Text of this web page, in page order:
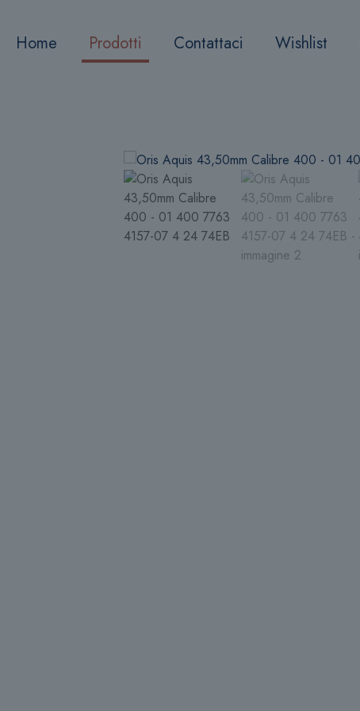
Home Prodotti Contattaci Wishlist